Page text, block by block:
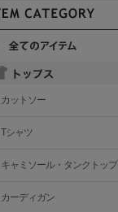
カットソー
Tシャツ
キャミソール・タンクトップ
カーディガン